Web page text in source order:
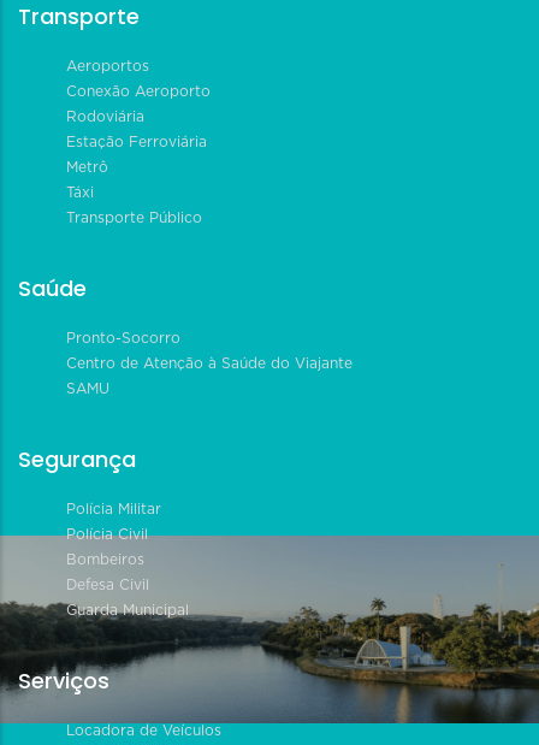
Transporte
Aeroportos
Conexão Aeroporto
Rodoviária
Estação Ferroviária
Metrô
Táxi
Transporte Público
Saúde
Pronto-Socorro
Centro de Atenção à Saúde do Viajante
SAMU
Segurança
Polícia Militar
Polícia Civil
Bombeiros
Defesa Civil
Guarda Municipal
Serviços
Locadora de Veículos